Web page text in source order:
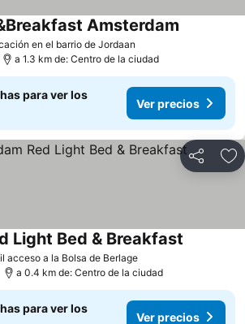
en el barrio de Jordaan
Amsterdam
a 1.3 km de: Centro de la ciudad
para ver los
Ver precios
Compartir
acceso a la Bolsa de Berlage
Light Bed & Breakfast
a 0.4 km de: Centro de la ciudad
para ver los
Ver precios